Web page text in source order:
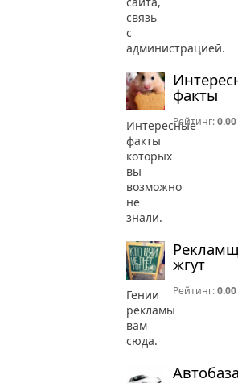
связь
с
администрацией.
факты
Интересные
факты
которых
вы
возможно
не
знали.
Рейтинг:0.00
жгут
Гении
рекламы
вам
сюда.
Рейтинг:0.00